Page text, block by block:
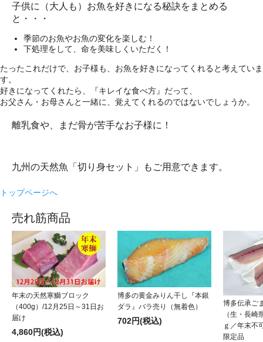
子供に（大人も）お魚を好きになる秘訣をまとめる
と・・・
季節のお魚やお魚の変化を楽しむ！
下処理をして、命を美味しくいただく！
たったこれだけで、お子様も、お魚を好きになってくれると考えていま
す。
好きになってくれたら、『キレイな食べ方』だって、
お父さん・お母さんと一緒に、覚えてくれるのではないでしょうか。
離乳食や、まだ骨が苦手なお子様に！
九州の天然魚「切り身セット」もご用意できます。
トップページへ
売れ筋商品
年末の天然寒鰤ブロック
（400g）/12月25日～31日お
届け
4,860円(税込)
博多の黄金みりん干し『本銀
ダラ』バラ売り（無着色）
702円(税込)
博多伝承ご
（生・長
ｇ／年末不
限定品